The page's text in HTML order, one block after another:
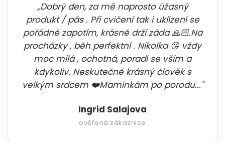
„Dobrý den, za mě naprosto úžasný
produkt / pás . Při cvičení tak i uklízení se
pořádně zapotím, krásně drží záda 🙏🏻.Na
procházky , běh perfektní . Nikolka 😘 vždy
moc milá , ochotná, poradí se vším a
kdykoliv. Neskutečně krásný člověk s
velkým srdcem ❤️Maminkám po porodu..."
Ingrid Salajova
ověřená zákaznice